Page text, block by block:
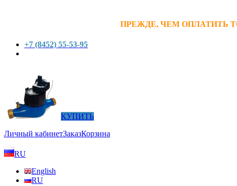
ПРЕЖДЕ, ЧЕМ ОПЛАТИТЬ
+7 (8452) 55-53-95
КУПИТЬ
Личный кабинетЗаказКорзина
RU
English
RU